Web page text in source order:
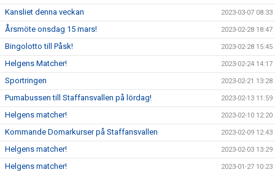
Kansliet denna veckan 2023-03-07 08:33
Årsmöte onsdag 15 mars! 2023-02-28 18:47
Bingolotto till Påsk! 2023-02-28 15:45
Helgens Matcher! 2023-02-24 14:17
Sportringen 2023-02-21 13:28
Pumabussen till Staffansvallen på lördag! 2023-02-13 11:59
Helgens matcher! 2023-02-10 12:20
Kommande Domarkurser på Staffansvallen 2023-02-09 12:43
Helgens matcher! 2023-02-03 13:29
Helgens matcher! 2023-01-27 10:23